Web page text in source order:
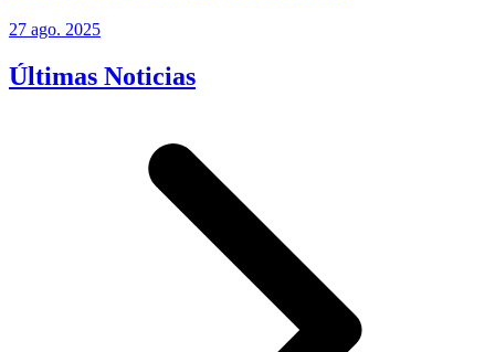
27 ago. 2025
Últimas Noticias